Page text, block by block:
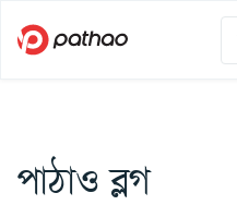
পাঠাও ব্লগ